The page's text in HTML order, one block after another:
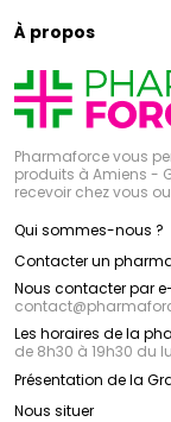
À propos
Pharmaforce vous
produits à Amiens -
recevoir chez vous
Qui sommes-nous ?
Contacter un
Nous contacter par
contact@
Les horaires de la
de 8h30 à 19h30 du
Présentation de la
Nous situer